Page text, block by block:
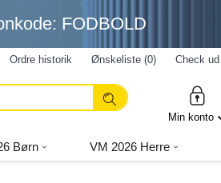
FODBOLD
Ordre historik Ønskeliste (0) Check ud
Min konto
Børn VM 2026 Herre